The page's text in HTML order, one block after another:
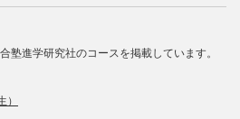
塾進学研究社のコースを掲載しています。